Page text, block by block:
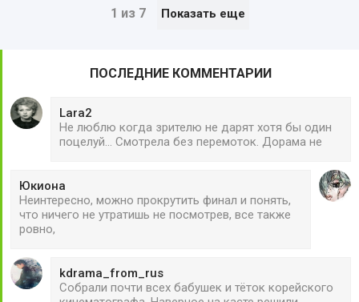
1 из 7 Показать еще
ПОСЛЕДНИЕ КОММЕНТАРИИ
Lara2
Не люблю когда зрителю не дарят хотя бы один
поцелуй... Смотрела без перемоток. Дорама не
Юкиона
Неинтересно, можно прокрутить финал и понять,
что ничего не утратишь не посмотрев, все также
ровно,
kdrama_from_rus
Собрали почти всех бабушек и тёток корейского